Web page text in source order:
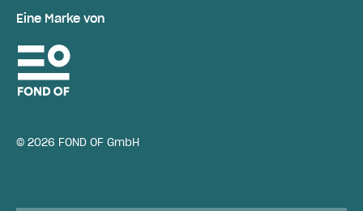
Eine Marke von
© 2026 FOND OF GmbH